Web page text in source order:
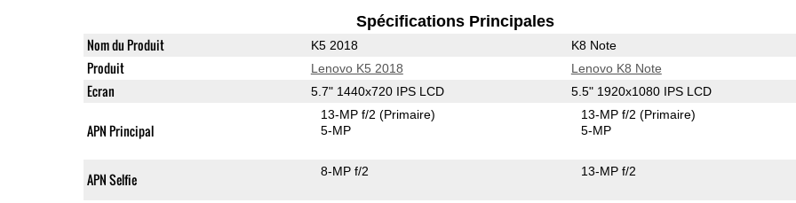
Spécifications Principales
Nom du Produit K5 2018 K8 Note
Produit Lenovo K5 2018 Lenovo K8 Note
Ecran 5.7" 1440x720 IPS LCD 5.5" 1920x1080 IPS LCD
APN Principal
13-MP f/2(Primaire)
5-MP
13-MP f/2(Primaire)
5-MP
APN Selfie 8-MP f/2 13-MP f/2